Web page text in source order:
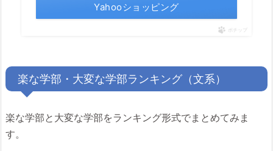
Yahooショッピング
ポチップ
楽な学部・大変な学部ランキング（文系）
楽な学部と大変な学部をランキング形式でまとめてみま
す。